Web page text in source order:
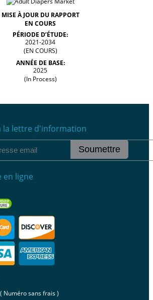
MISE À JOUR DU RAPPORT
EN COURS
PÉRIODE D’ÉTUDE:
2021-2034
(EN COURS)
ANNÉE DE BASE:
2025
(In Process)
la lettre d'information
Soumettre
en ligne
Numéro sans frais )